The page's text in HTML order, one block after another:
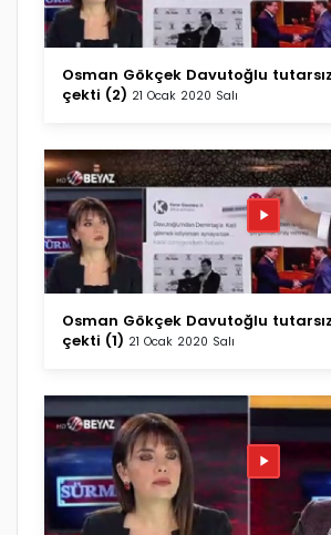
Osman Gökçek Davutoğlu
çekti (2) 21 Ocak 2020 Salı
Osman Gökçek Davutoğlu
çekti (1) 21 Ocak 2020 Salı